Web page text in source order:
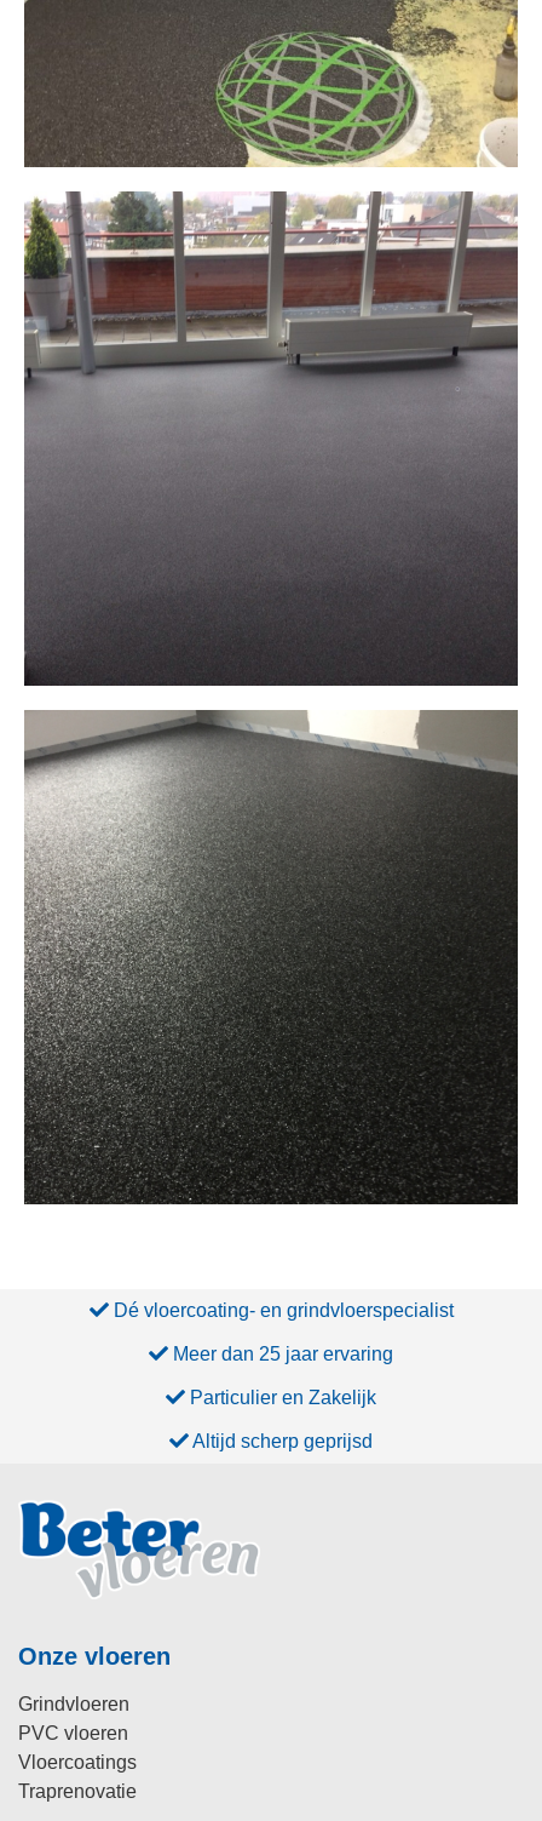
Dé vloercoating- en grindvloerspecialist
Meer dan 25 jaar ervaring
Particulier en Zakelijk
Altijd scherp geprijsd
Onze vloeren
Grindvloeren
PVC vloeren
Vloercoatings
Traprenovatie